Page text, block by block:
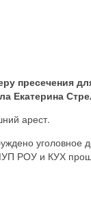
пресечения
Екатерина
арест.
уголовное
РОУ и КУХ